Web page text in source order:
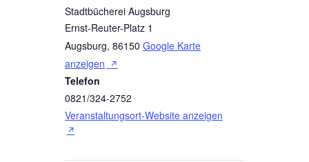
Stadtbücherei Augsburg
Ernst-Reuter-Platz 1
Augsburg, 86150 Google Karte
anzeigen
Telefon
0821/324-2752
Veranstaltungsort-Website anzeigen